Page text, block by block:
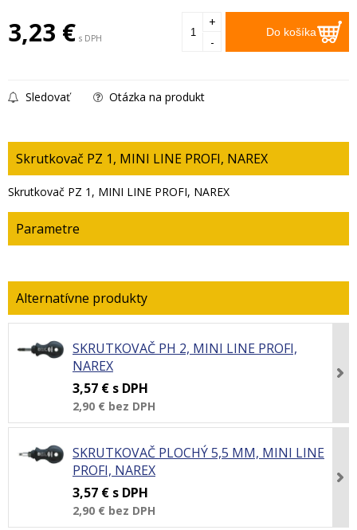
3,23 € s DPH Do košíka
+
-
Sledovať Otázka na produkt
Skrutkovač PZ 1, MINI LINE PROFI, NAREX
Skrutkovač PZ 1, MINI LINE PROFI, NAREX
Parametre
SKRUTKOVAČ PH 2, MINI LINE PROFI,
NAREX
3,57 € s DPH
2,90 € bez DPH
SKRUTKOVAČ PLOCHÝ 5,5 MM, MINI LINE
PROFI, NAREX
3,57 € s DPH
2,90 € bez DPH